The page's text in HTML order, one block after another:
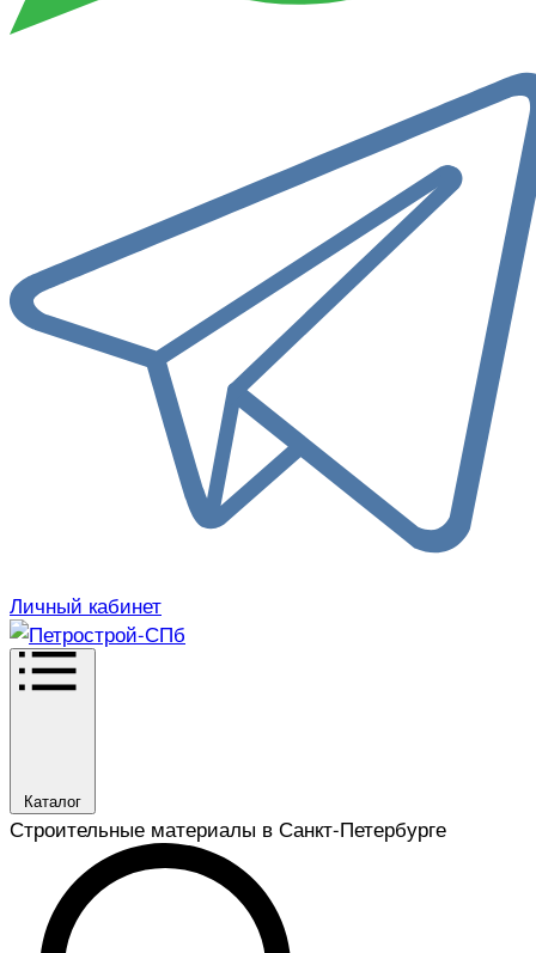
Личный кабинет
Каталог
Строительные материалы в Санкт-Петербурге